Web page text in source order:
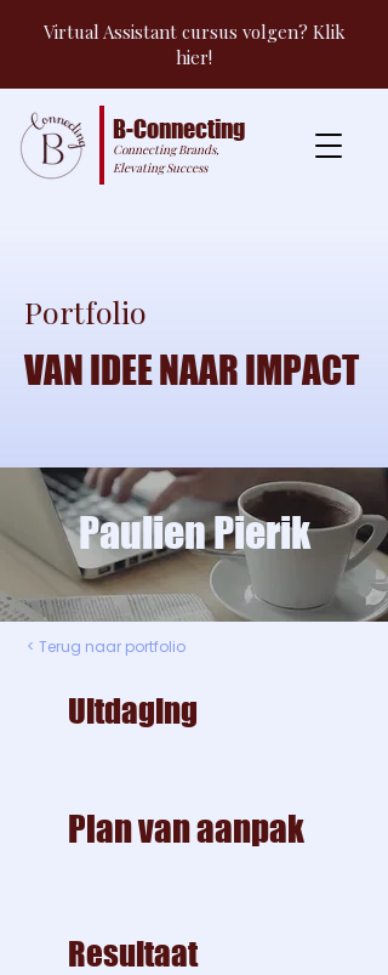
B-Connecting
Connecting Brands,
Elevating Success
Virtual Assistant cursus volgen? Klik
hier!
Portfolio
VAN IDEE NAAR IMPACT
Paulien Pierik
< Terug naar portfolio
Uitdaging
Plan van aanpak
Resultaat